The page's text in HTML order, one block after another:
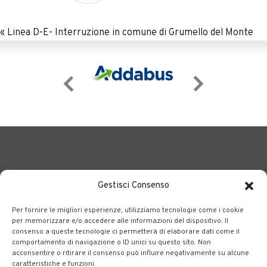
Gestisci Consenso
Per fornire le migliori esperienze, utilizziamo tecnologie come i cookie
per memorizzare e/o accedere alle informazioni del dispositivo. Il
consenso a queste tecnologie ci permetterà di elaborare dati come il
comportamento di navigazione o ID unici su questo sito. Non
acconsentire o ritirare il consenso può influire negativamente su alcune
caratteristiche e funzioni.
« Linea D-E- Interruzione in comune di Grumello del Monte
BERGAMO TRASPORTI portale delle tre società Consortili
dedite al trasporto pubblico locale su tutto il territorio
bergamasco.